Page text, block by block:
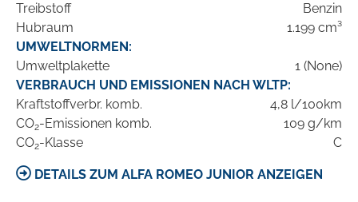
Treibstoff
Benzin
Hubraum
1.199 cm³
UMWELTNORMEN:
Umweltplakette
1 (None)
VERBRAUCH UND EMISSIONEN NACH WLTP:
Kraftstoffverbr. komb.
4,8 l/100km
CO2-Emissionen komb.
109 g/km
CO2-Klasse C
DETAILS ZUM ALFA ROMEO JUNIOR ANZEIGEN